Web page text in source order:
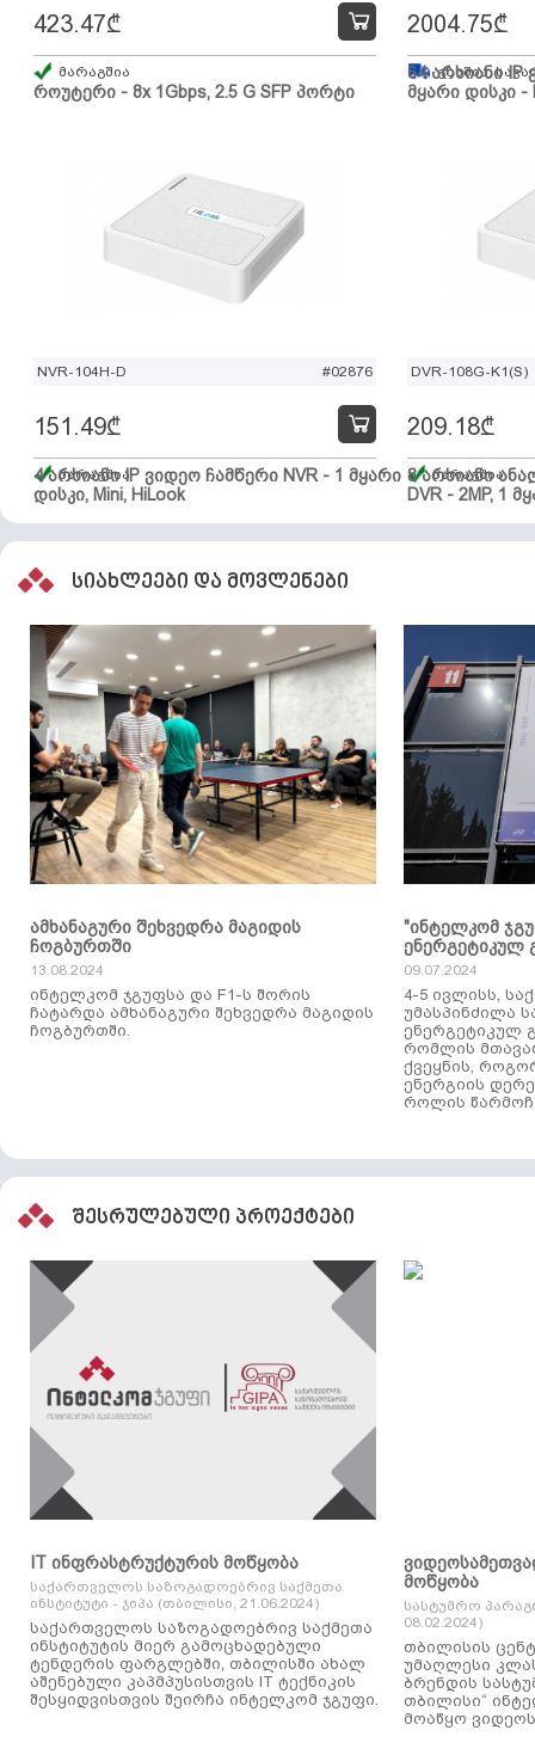
როუტერი - 8x 1Gbps, 2.5 G SFP პორტი
423.47₾
მარაგშია
64 არხიანი IP
მყარი დისკი -
2004.75₾
გზაშია,
NVR-104H-D #02876
4 არხიანი IP ვიდეო ჩამწერი NVR - 1 მყარი
დისკი, Mini, HiLook
151.49₾
მარაგშია
DVR-108G-K1(S)
8 არხიანი
DVR - 2MP, 1
209.18₾
მარაგშია
სიახლეები და მოვლენები
ამხანაგური შეხვედრა მაგიდის
ჩოგბურთში
13.08.2024
ინტელკომ ჯგუფსა და F1-ს შორის
ჩატარდა ამხანაგური შეხვედრა მაგიდის
ჩოგბურთში.
"ინტელკომ
ენერგეტიკულ
09.07.2024
4-5 ივლისს,
უმასპინძილა
ენერგეტიკულ
რომლის
ქვეყნის,
ენერგიის
როლის
შესრულებული პროექტები
IT ინფრასტრუქტურის მოწყობა
საქართველოს საზოგადოებრივ საქმეთა
ინსტიტუტი - ჯიპა (თბილისი, 21.06.2024)
საქართველოს საზოგადოებრივ საქმეთა
ინსტიტუტის მიერ გამოცხადებული
ტენდერის ფარგლებში, თბილისში ახალ
აშენებული კაპმპუსისთვის IT ტექნიკის
შესყიდვისთვის შეირჩა ინტელკომ ჯგუფი.
მოწყობა
სასტუმრო
08.02.2024)
თბილისის
უმაღლესი
ბრენდის
თბილისი“
მოაწყო